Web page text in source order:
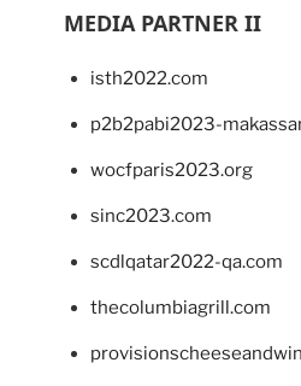
MEDIA PARTNER II
isth2022.com
p2b2pabi2023-
wocfparis2023.org
sinc2023.com
scdlqatar2022-qa.com
thecolumbiagrill.com